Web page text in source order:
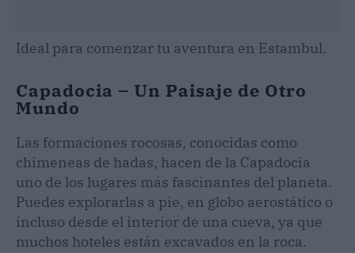
Ideal para comenzar tu aventura en Estambul.
Capadocia – Un Paisaje de Otro
Mundo
Las formaciones rocosas, conocidas como
chimeneas de hadas, hacen de la Capadocia
uno de los lugares más fascinantes del planeta.
Puedes explorarlas a pie, en globo aerostático o
incluso desde el interior de una cueva, ya que
muchos hoteles están excavados en la roca.